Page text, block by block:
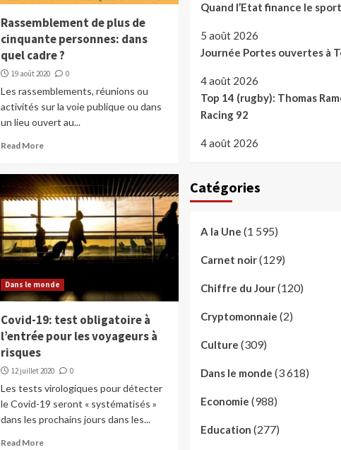
Rassemblement de plus de
cinquante personnes: dans
quel cadre ?
19 août 2020 0
Les rassemblements, réunions ou
activités sur la voie publique ou dans
un lieu ouvert au...
Read More
Dans le monde
Covid-19: test obligatoire à
l’entrée pour les voyageurs à
risques
12 juillet 2020 0
Les tests virologiques pour détecter
le Covid-19 seront « systématisés »
dans les prochains jours dans les...
Read More
Quand l’Etat finance le
5 août 2026
Journée Portes ouvertes à
4 août 2026
Top 14 (rugby): Thomas
Racing 92
4 août 2026
Catégories
A la Une (1 595)
Carnet noir(129)
Chiffre du Jour(120)
Cryptomonnaie (2)
Culture (309)
Dans le monde (3 618)
Economie (988)
Education (277)